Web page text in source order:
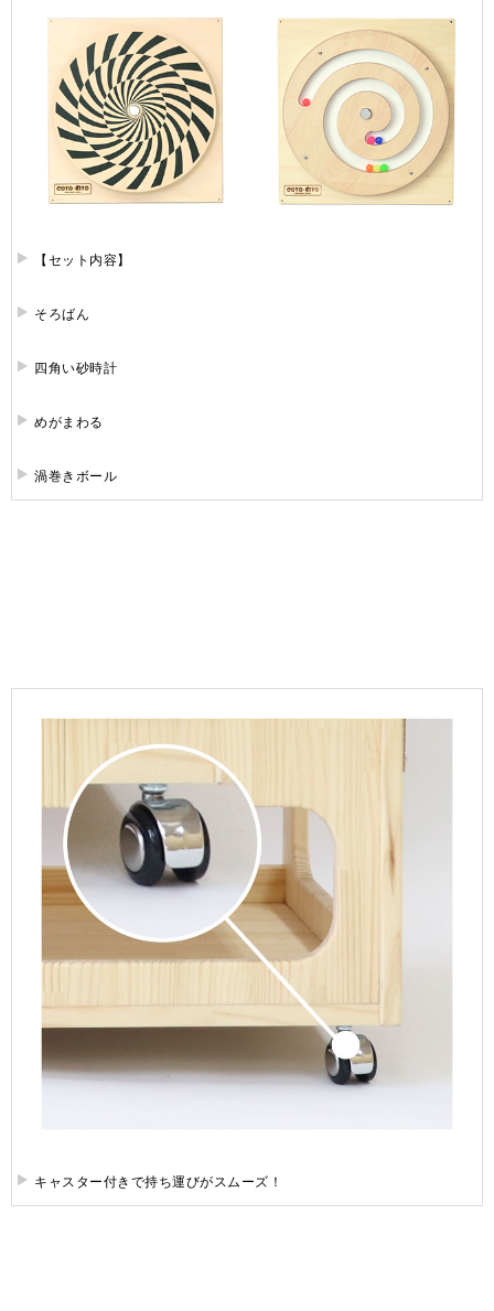
【セット内容】
そろばん
四角い砂時計
めがまわる
渦巻きボール
キャスター付きで持ち運びがスムーズ！